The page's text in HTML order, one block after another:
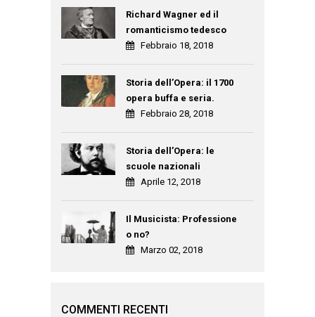
Richard Wagner ed il
romanticismo tedesco
Febbraio 18, 2018
Storia dell’Opera: il 1700
opera buffa e seria.
Febbraio 28, 2018
Storia dell’Opera: le
scuole nazionali
Aprile 12, 2018
Il Musicista: Professione
o no?
Marzo 02, 2018
COMMENTI RECENTI